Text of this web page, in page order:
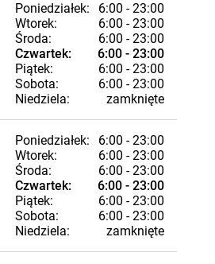
Poniedziałek:
6:00 - 23:00
Wtorek:
6:00 - 23:00
Środa:
6:00 - 23:00
Czwartek:
6:00 - 23:00
Piątek:
6:00 - 23:00
Sobota:
6:00 - 23:00
Niedziela:
zamknięte
Poniedziałek:
6:00 - 23:00
Wtorek:
6:00 - 23:00
Środa:
6:00 - 23:00
Czwartek:
6:00 - 23:00
Piątek:
6:00 - 23:00
Sobota:
6:00 - 23:00
Niedziela:
zamknięte